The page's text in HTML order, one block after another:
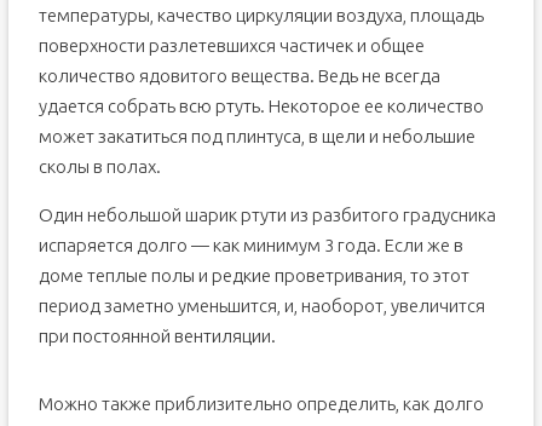
температуры, качество циркуляции воздуха, площадь
поверхности разлетевшихся частичек и общее
количество ядовитого вещества. Ведь не всегда
удается собрать всю ртуть. Некоторое ее количество
может закатиться под плинтуса, в щели и небольшие
сколы в полах.
Один небольшой шарик ртути из разбитого градусника
испаряется долго — как минимум 3 года. Если же в
доме теплые полы и редкие проветривания, то этот
период заметно уменьшится, и, наоборот, увеличится
при постоянной вентиляции.
Можно также приблизительно определить, как долго